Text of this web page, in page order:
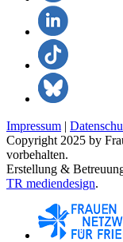
Impressum |
Copyright 2025 by
vorbehalten.
Erstellung &
TR mediendesign.